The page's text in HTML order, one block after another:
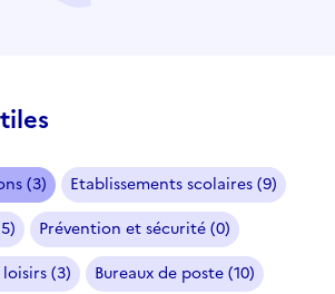
(3)
Etablissements scolaires (9)
Prévention et sécurité (0)
(3)
Bureaux de poste (10)